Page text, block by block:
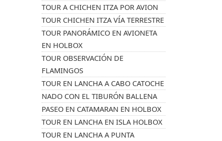
TOUR A CHICHEN ITZA POR AVION
TOUR CHICHEN ITZA VÍA TERRESTRE
TOUR PANORÁMICO EN AVIONETA
EN HOLBOX
TOUR OBSERVACIÓN DE
FLAMINGOS
TOUR EN LANCHA A CABO CATOCHE
NADO CON EL TIBURÓN BALLENA
PASEO EN CATAMARAN EN HOLBOX
TOUR EN LANCHA EN ISLA HOLBOX
TOUR EN LANCHA A PUNTA